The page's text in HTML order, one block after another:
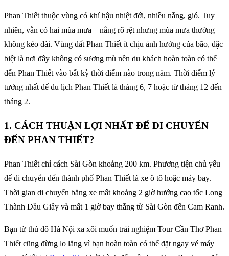
Phan Thiết thuộc vùng có khí hậu nhiệt đới, nhiều nắng, gió. Tuy
nhiên, vẫn có hai mùa mưa – nắng rõ rệt nhưng mùa mưa thường
không kéo dài. Vùng đất Phan Thiết ít chịu ảnh hưởng của bão, đặc
biệt là nơi đây không có sương mù nên du khách hoàn toàn có thể
đến Phan Thiết vào bất kỳ thời điểm nào trong năm. Thời điểm lý
tưởng nhất để du lịch Phan Thiết là tháng 6, 7 hoặc từ tháng 12 đến
tháng 2.
1. CÁCH THUẬN LỢI NHẤT ĐỂ DI CHUYỂN
ĐẾN PHAN THIẾT?
Phan Thiết chỉ cách Sài Gòn khoảng 200 km. Phương tiện chủ yếu
để di chuyển đến thành phố Phan Thiết là xe ô tô hoặc máy bay.
Thời gian di chuyển bằng xe mất khoảng 2 giờ hướng cao tốc Long
Thành Dầu Giây và mất 1 giờ bay thằng từ Sài Gòn đến Cam Ranh.
Bạn từ thủ đô Hà Nội xa xôi muốn trải nghiệm Tour Cần Thơ Phan
Thiết cũng đừng lo lắng vì bạn hoàn toàn có thể đặt ngay vé máy